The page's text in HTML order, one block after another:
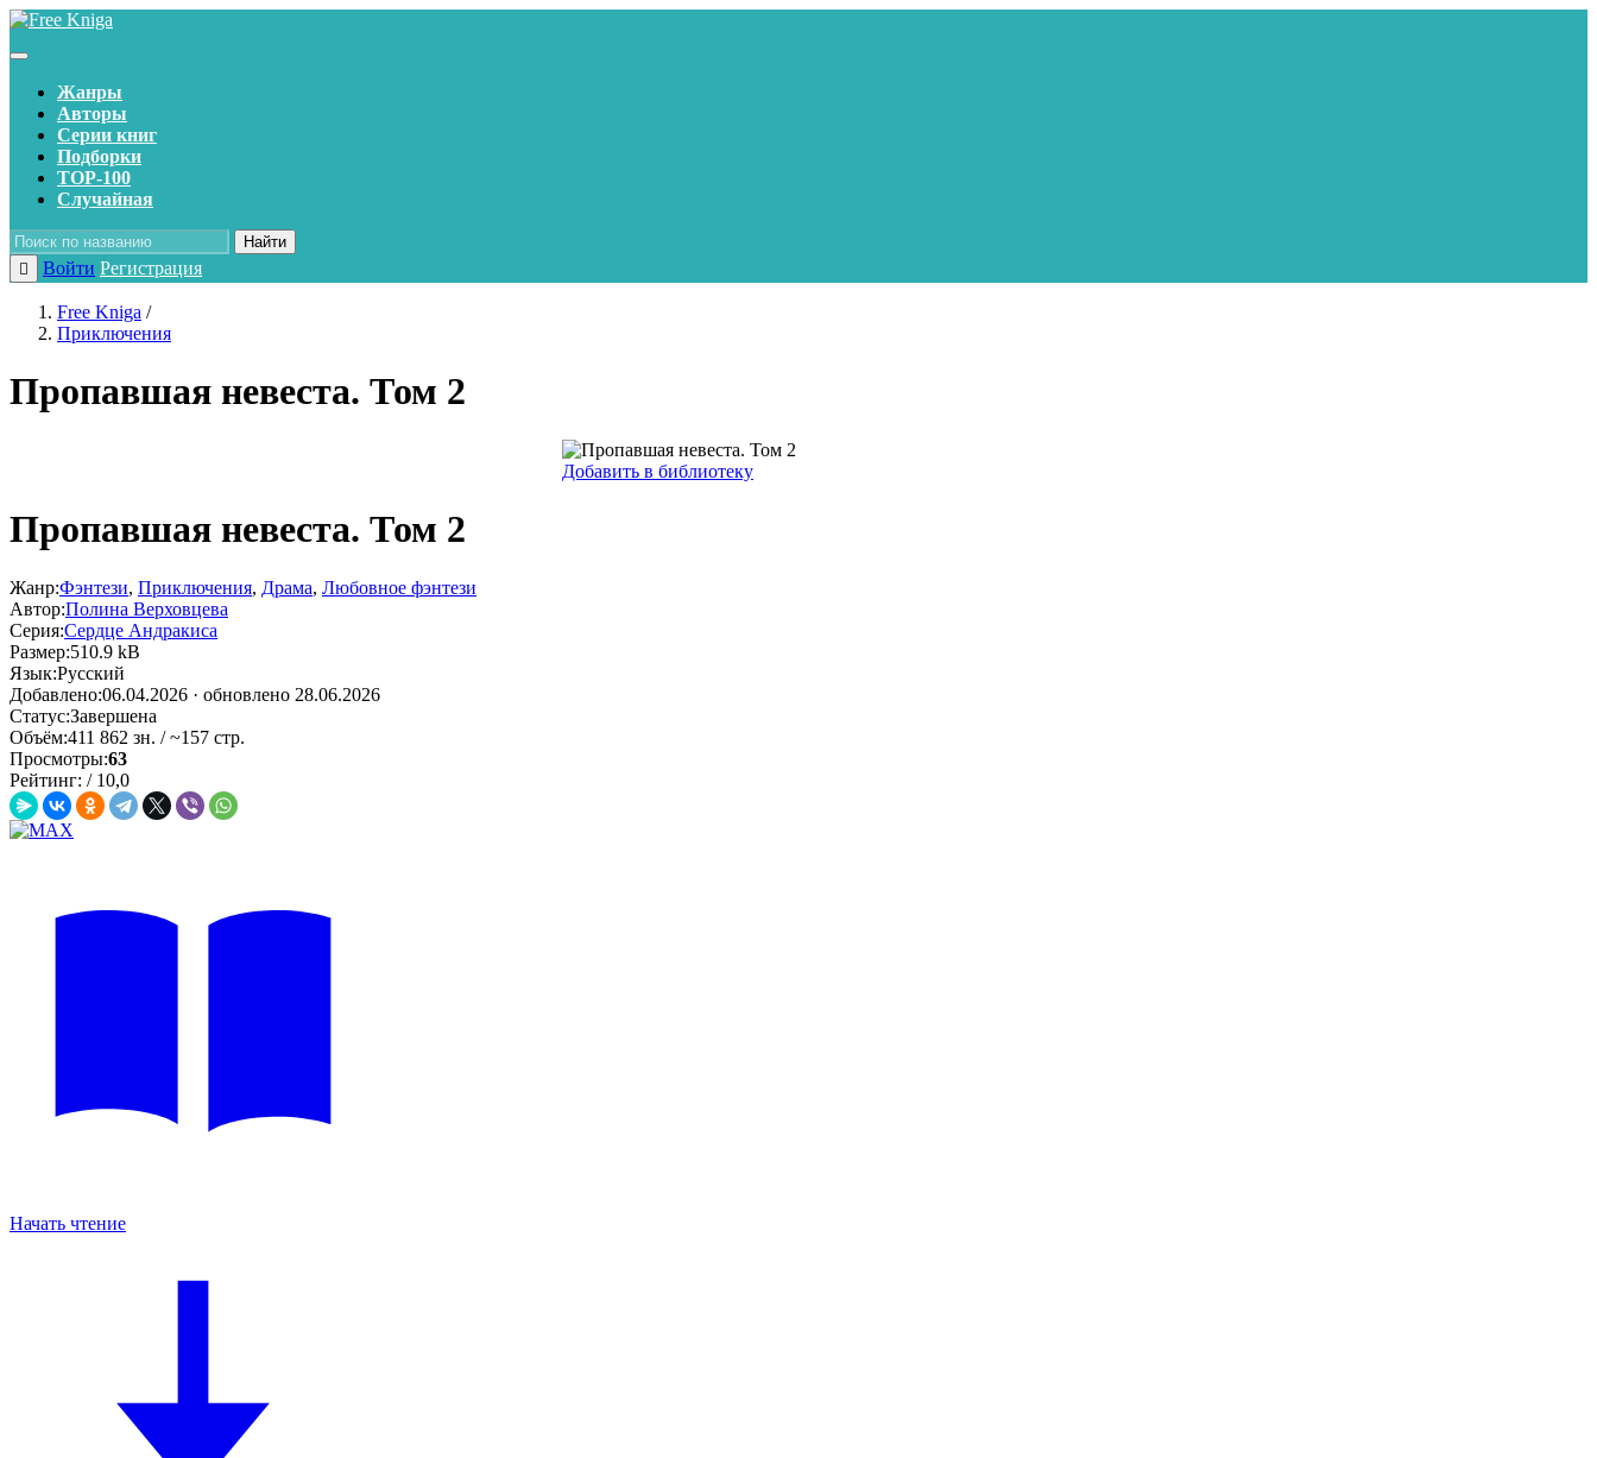
Жанры
Авторы
Серии книг
Подборки
TOP-100
Случайная
Найти
Войти Регистрация
Free Kniga /
Приключения
Пропавшая невеста. Том 2
Добавить в библиотеку
Пропавшая невеста. Том 2
Жанр:Фэнтези, Приключения, Драма, Любовное фэнтези
Автор:Полина Верховцева
Серия:Сердце Андракиса
Размер:510.9 kB
Язык:Русский
Добавлено:06.04.2026 · обновлено 28.06.2026
Статус:Завершена
Объём:411 862 зн. / ~157 стр.
Просмотры:63
Рейтинг: / 10,0
Начать чтение